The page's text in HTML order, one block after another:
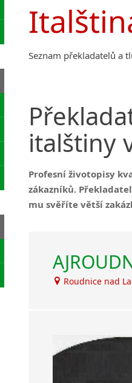
Brno
Ostrava
Hradec
malá města
Brandýs nad
Citonice
Dačice
Most
Příbram
Roudnice
Seznam překladatelů a
italštiny
Profesní životopisy
zákazníků.
mu svěříte větší
Roudnice nad